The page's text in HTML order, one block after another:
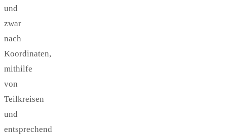
und
zwar
nach
Koordinaten,
mithilfe
von
Teilkreisen
und
entsprechend